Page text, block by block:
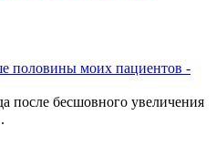
половины моих пациентов -
после бесшовного увеличения